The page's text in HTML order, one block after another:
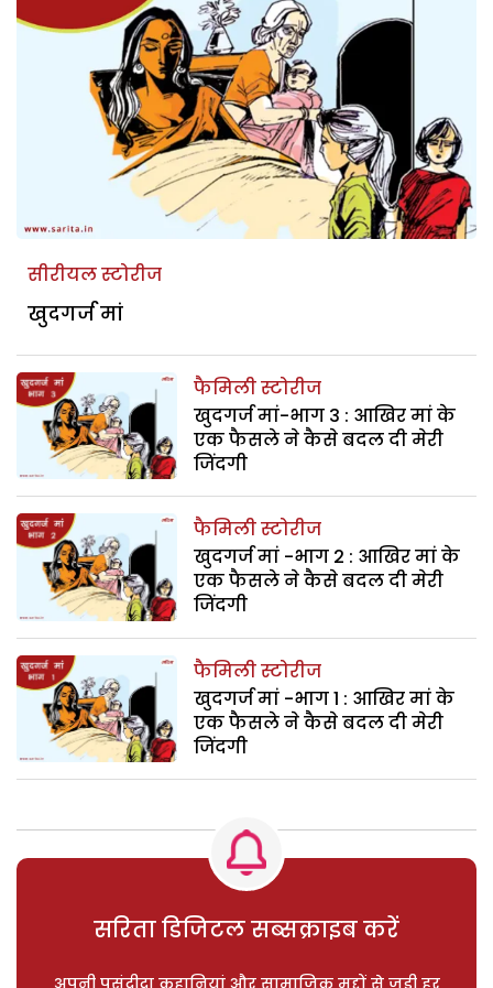
सीरीयल स्टोरीज
खुदगर्ज मां
फैमिली स्टोरीज
खुदगर्ज मां-भाग 3 : आखिर मां के
एक फैसले ने कैसे बदल दी मेरी
जिंदगी
फैमिली स्टोरीज
खुदगर्ज मां -भाग 2 : आखिर मां के
एक फैसले ने कैसे बदल दी मेरी
जिंदगी
फैमिली स्टोरीज
खुदगर्ज मां -भाग 1 : आखिर मां के
एक फैसले ने कैसे बदल दी मेरी
जिंदगी
सरिता डिजिटल सब्सक्राइब करें